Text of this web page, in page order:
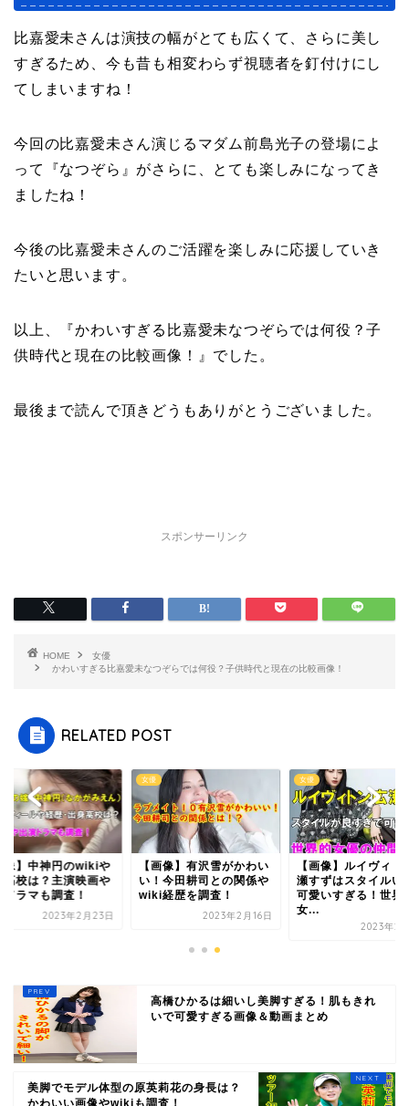
比嘉愛未さんは演技の幅がとても広くて、さらに美し
すぎるため、今も昔も相変わらず視聴者を釘付けにし
てしまいますね！
今回の比嘉愛未さん演じるマダム前島光子の登場によ
って『なつぞら』がさらに、とても楽しみになってき
ましたね！
今後の比嘉愛未さんのご活躍を楽しみに応援していき
たいと思います。
以上、『かわいすぎる比嘉愛未なつぞらでは何役？子
供時代と現在の比較画像！』でした。
最後まで読んで頂きどうもありがとうございました。
スポンサーリンク
HOME
女優
かわいすぎる比嘉愛未なつぞらでは何役？子供時代と現在の比較画像！
RELATED POST
像】中神円のwikiや
高校は？主演映画や
ドラマも調査！
2023年2月23日
女優
【画像】有沢雪がかわい
い！今田耕司との関係や
wiki経歴を調査！
2023年2月16日
女優
【画像】ルイヴィト
瀬すずはスタイルい
可愛いすぎる！世界
女...
2023年2
高橋ひかるは細いし美脚すぎる！肌もきれ
いで可愛すぎる画像＆動画まとめ
美脚でモデル体型の原英莉花の身長は？
かわいい画像やwikiも調査！